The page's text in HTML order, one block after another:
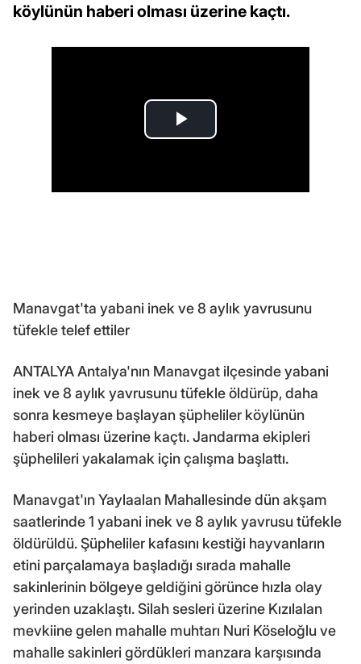
köylünün haberi olması üzerine kaçtı.
Manavgat'ta yabani inek ve 8 aylık yavrusunu
tüfekle telef ettiler
ANTALYA Antalya'nın Manavgat ilçesinde yabani
inek ve 8 aylık yavrusunu tüfekle öldürüp, daha
sonra kesmeye başlayan şüpheliler köylünün
haberi olması üzerine kaçtı. Jandarma ekipleri
şüphelileri yakalamak için çalışma başlattı.
Manavgat'ın Yaylaalan Mahallesinde dün akşam
saatlerinde 1 yabani inek ve 8 aylık yavrusu tüfekle
öldürüldü. Şüpheliler kafasını kestiği hayvanların
etini parçalamaya başladığı sırada mahalle
sakinlerinin bölgeye geldiğini görünce hızla olay
yerinden uzaklaştı. Silah sesleri üzerine Kızılalan
mevkiine gelen mahalle muhtarı Nuri Köseloğlu ve
mahalle sakinleri gördükleri manzara karşısında